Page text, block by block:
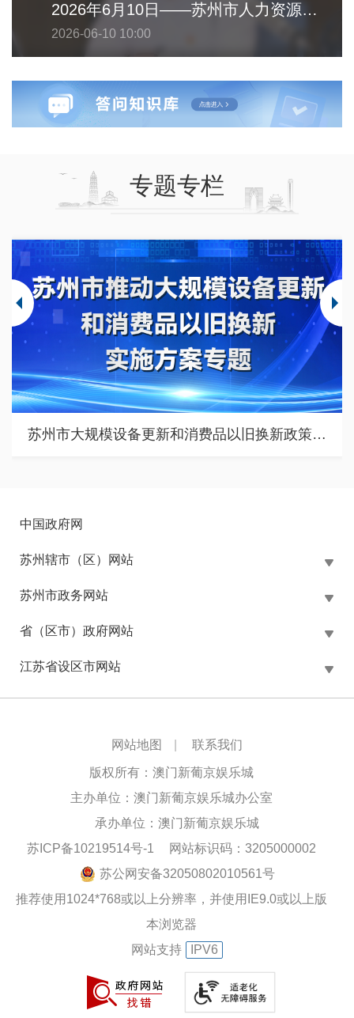
2026年6月10日——苏州市人力资源和社会保障局
2026-06-10 10:00
专题专栏
苏州市大规模设备更新和消费品以旧换新政策专题
中国政府网
苏州辖市（区）网站
苏州市政务网站
省（区市）政府网站
江苏省设区市网站
网站地图 联系我们
版权所有：澳门新葡京娱乐城
主办单位：澳门新葡京娱乐城办公室
承办单位：澳门新葡京娱乐城
苏ICP备10219514号-1
网站标识码：3205000002
苏公网安备32050802010561号
推荐使用1024*768或以上分辨率，并使用IE9.0或以上版
本浏览器
网站支持
IPV6